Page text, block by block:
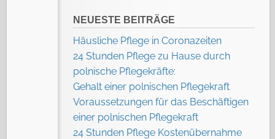
NEUESTE BEITRÄGE
Häusliche Pflege in Coronazeiten
24 Stunden Pflege zu Hause durch
polnische Pflegekräfte:
Gehalt einer polnischen Pflegekraft
Voraussetzungen für das Beschäftigen
einer polnischen Pflegekraft
24 Stunden Pflege Kostenübernahme